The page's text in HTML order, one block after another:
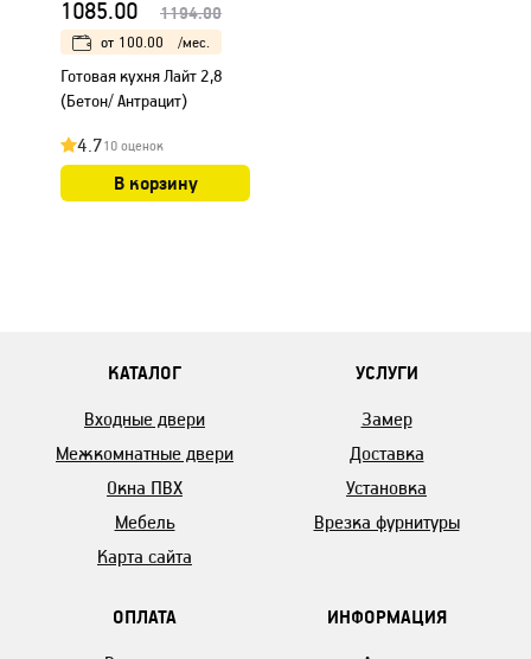
1085.00 1194.00
от 100.00 /мес.
Готовая кухня Лайт 2,8
(Бетон/ Антрацит)
4.710 оценок
В корзину
КАТАЛОГ
Входные двери
Межкомнатные двери
Окна ПВХ
Мебель
Карта сайта
УСЛУГИ
Замер
Доставка
Установка
Врезка фурнитуры
ОПЛАТА ИНФОРМАЦИЯ